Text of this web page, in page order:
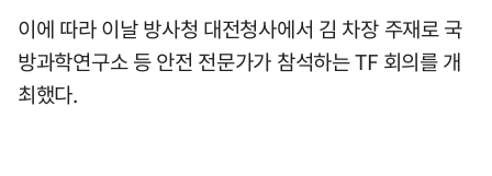
이에 따라 이날 방사청 대전청사에서 김 차장 주재로 국
방과학연구소 등 안전 전문가가 참석하는 TF 회의를 개
최했다.